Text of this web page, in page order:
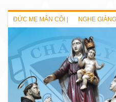
ĐỨC MẸ MÂN CÔI | NGHE GIẢNG